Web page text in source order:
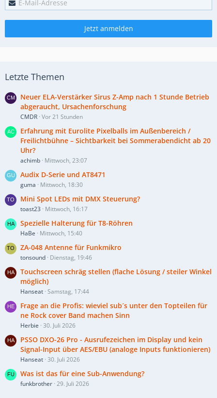
Jetzt anmelden
Letzte Themen
Neuer ELA-Verstärker Sirus Z-Amp nach 1 Stunde Betrieb
abgeraucht, Ursachenforschung
CMDR Vor 21 Stunden
Erfahrung mit Eurolite Pixelballs im Außenbereich /
Freilichtbühne – Sichtbarkeit bei Sommerabendicht ab 20
Uhr?
achimb Mittwoch, 23:07
Audix D-Serie und AT8471
guma Mittwoch, 18:30
Mini Spot LEDs mit DMX Steuerung?
toast23 Mittwoch, 16:17
Spezielle Halterung für T8-Röhren
HaBe Mittwoch, 15:40
ZA-048 Antenne für Funkmikro
tonsound Dienstag, 19:46
Touchscreen schräg stellen (flache Lösung / steiler Winkel
möglich)
Hanseat Samstag, 17:44
Frage an die Profis: wieviel sub´s unter den Topteilen für
ne Rock cover Band machen Sinn
Herbie 30. Juli 2026
PSSO DXO-26 Pro - Ausrufezeichen im Display und kein
Signal-Input über AES/EBU (analoge Inputs funktionieren)
Hanseat 30. Juli 2026
Was ist das für eine Sub-Anwendung?
funkbrother 29. Juli 2026